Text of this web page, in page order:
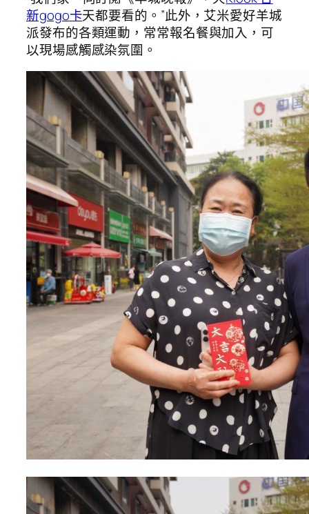
新gogo卡天都要看的。”此外，艾米愛好羊城
派發布的各類運動，常常報名餐與加入，可
以現場感觸感染氛圍。